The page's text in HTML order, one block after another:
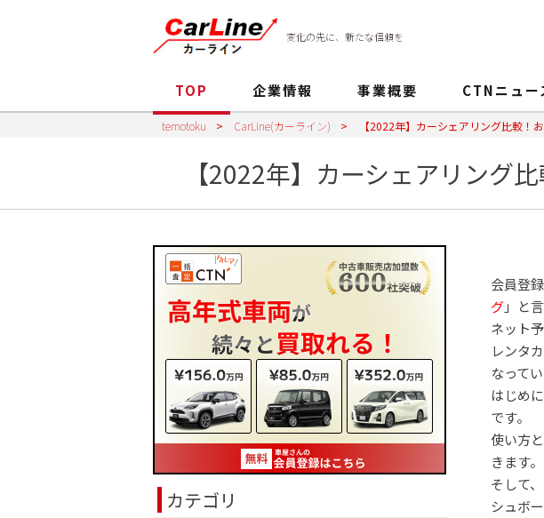
変化の先に、新たな信頼を
TOP 企業情報 事業概要 CTNニュー
temotoku > CarLine(カーライン) > 【2022年】カーシェアリング比較！
【2022年】カーシェアリング
会員登
グ」と
ネット
レンタ
なってい
はじめ
です。
使い方
きます。
そして
シュボ
カテゴリ